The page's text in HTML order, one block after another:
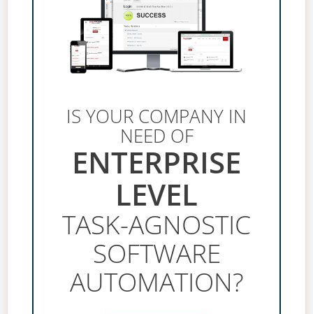
IS YOUR COMPANY IN
NEED OF
ENTERPRISE
LEVEL
TASK-AGNOSTIC
SOFTWARE
AUTOMATION?